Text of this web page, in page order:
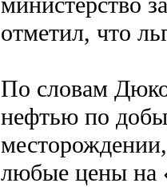
отметил, что
По словам
нефтью по
любые цены на